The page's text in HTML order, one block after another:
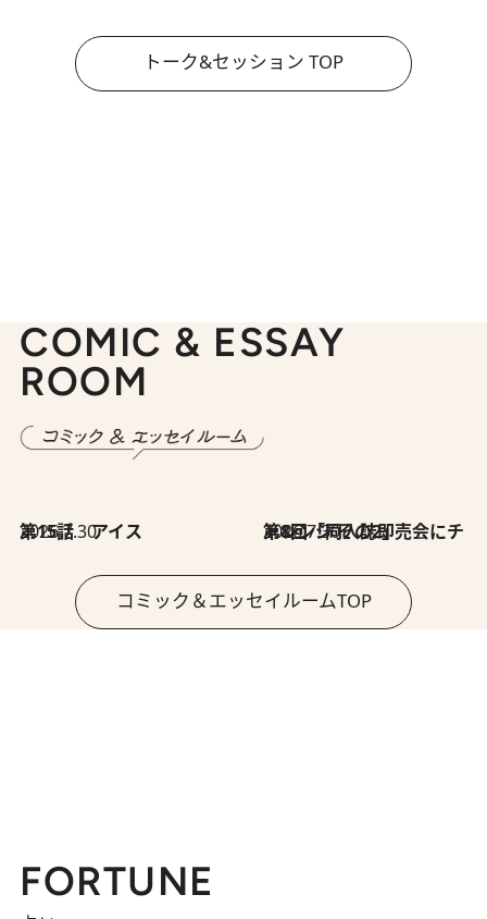
トーク&セッション TOP
COMIC & ESSAY
ROOM
2026.7.30
第15話 アイス 2026.7.30
第8回「同人誌即売会にチャレンジ その2」
コミック＆エッセイルームTOP
FORTUNE